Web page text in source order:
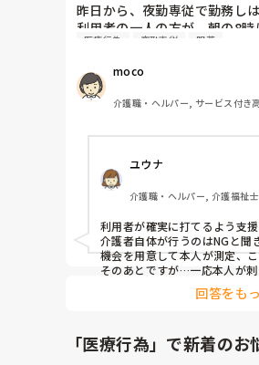
昨日から、夜勤専従で勤務し
利用者の一人の方が、朝の8
時まで来ません。
今朝の5時過ぎに、指導してく
り方分かる？と聞かれたので
聞くんだろう、おかしいな？
と、ヘルパーが試験紙を開封
刺し血糖測定。インスリン注
かつまみ消毒、針を刺す瞬間
と一緒に持つ？添える？感じ
が夜勤の仕事と言われてるの
いのですか？医療行為にあた
ですが、グレーすぎて分かり
そして、夜勤中に夜間、薬を
った利用者に薬を飲ますため
くれてる方が、こういう風に
かったりすることが多々ある
医療行為 夜勤専従 服薬
moco
介護職・ヘルパー, サービス付き
ユウナ
介護職・ヘルパー, 介護福祉
利用者が確実に打てるよう支
介護者自体が行うのはNGと聞
機会を用意して本人が測定、
そのあとですが…一応本人が
服薬は…一包化されていない
回答をも
「医療行為」で新着のお